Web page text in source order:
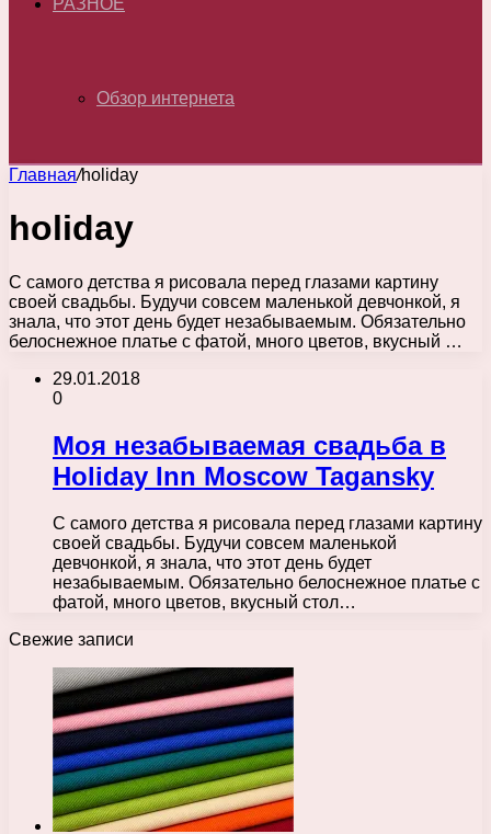
РАЗНОЕ
Обзор интернета
Главная/holiday
holiday
С самого детства я рисовала перед глазами картину
своей свадьбы. Будучи совсем маленькой девчонкой, я
знала, что этот день будет незабываемым. Обязательно
белоснежное платье с фатой, много цветов, вкусный …
29.01.2018
0
Моя незабываемая свадьба в
Holiday Inn Moscow Tagansky
С самого детства я рисовала перед глазами картину
своей свадьбы. Будучи совсем маленькой
девчонкой, я знала, что этот день будет
незабываемым. Обязательно белоснежное платье с
фатой, много цветов, вкусный стол…
Свежие записи